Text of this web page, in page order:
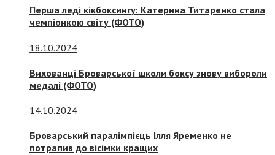
Перша леді кікбоксингу: Катерина Титаренко стала
чемпіонкою світу (ФОТО)
18.10.2024
Вихованці Броварської школи боксу знову вибороли
медалі (ФОТО)
14.10.2024
Броварський паралімпієць Ілля Яременко не
потрапив до вісімки кращих